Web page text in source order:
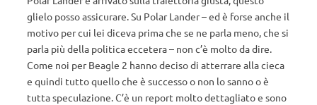
glielo posso assicurare. Su Polar Lander – ed è forse anche il
motivo per cui lei diceva prima che se ne parla meno, che si
parla più della politica eccetera – non c’è molto da dire.
Come noi per Beagle 2 hanno deciso di atterrare alla cieca
e quindi tutto quello che è successo o non lo sanno o è
tutta speculazione. C’è un report molto dettagliato e sono